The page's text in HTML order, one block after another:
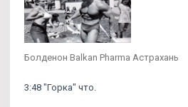
Болденон Balkan Pharma Астрахань
3:48 "Горка" что.